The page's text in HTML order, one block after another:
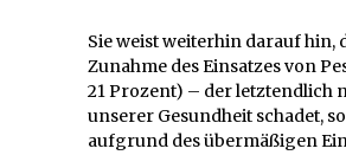
Sie weist weiterhin darauf hin,
Zunahme des Einsatzes von
21 Prozent) – der letztendlich
unserer Gesundheit schadet,
aufgrund des übermäßigen